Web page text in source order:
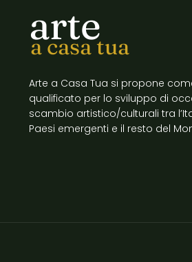
arte
a casa tua
Arte a Casa Tua si propone
qualificato per lo sviluppo di
scambio artistico/culturali tra
Paesi emergenti e il resto del